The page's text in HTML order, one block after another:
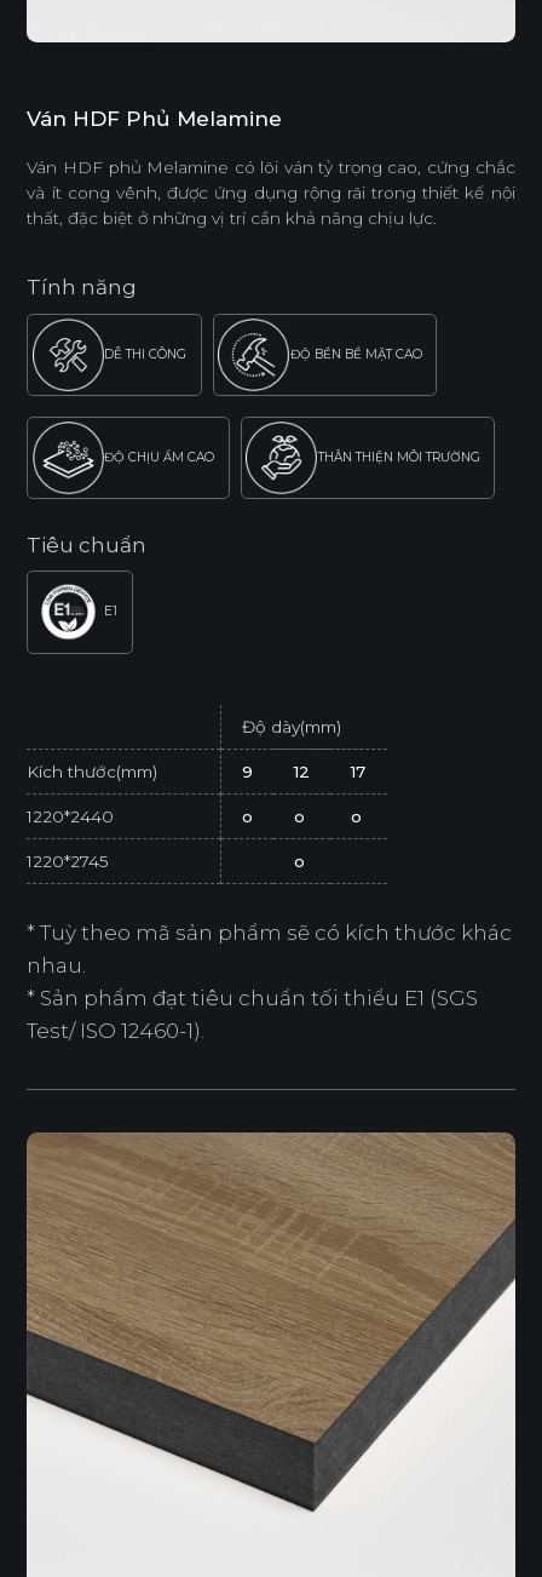
Ván HDF Phủ Melamine
Ván HDF phủ Melamine có lõi ván tỷ trọng cao, cứng chắc
và ít cong vênh, được ứng dụng rộng rãi trong thiết kế nội
thất, đặc biệt ở những vị trí cần khả năng chịu lực.
Tính năng
DỄ THI CÔNG ĐỘ BỀN BỀ MẶT CAO
ĐỘ CHỊU ẨM CAO THÂN THIỆN MÔI TRƯỜNG
Tiêu chuẩn
E1
Độ dày(mm)
Kích thước(mm) 9 12 17
1220*2440 o o o
1220*2745 o
* Tuỳ theo mã sản phẩm sẽ có kích thước khác
nhau.
* Sản phẩm đạt tiêu chuẩn tối thiểu E1 (SGS
Test/ ISO 12460-1).